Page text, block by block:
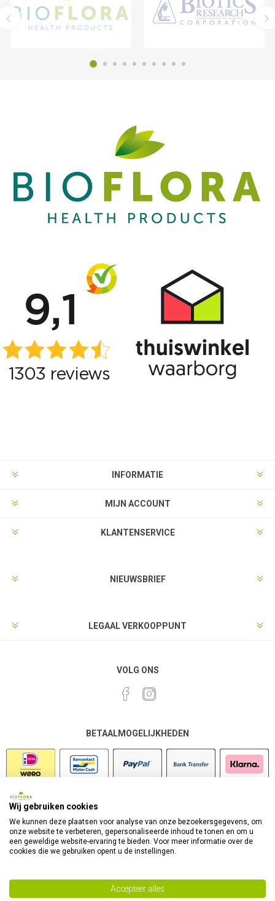
INFORMATIE
MIJN ACCOUNT
KLANTENSERVICE
NIEUWSBRIEF
LEGAAL VERKOOPPUNT
VOLG ONS
BETAALMOGELIJKHEDEN
Wij gebruiken cookies
We kunnen deze plaatsen voor analyse van onze bezoekersgegevens, om
onze website te verbeteren, gepersonaliseerde inhoud te tonen en om u
een geweldige website-ervaring te bieden. Voor meer informatie over de
cookies die we gebruiken opent u de instellingen.
Accepteer alles